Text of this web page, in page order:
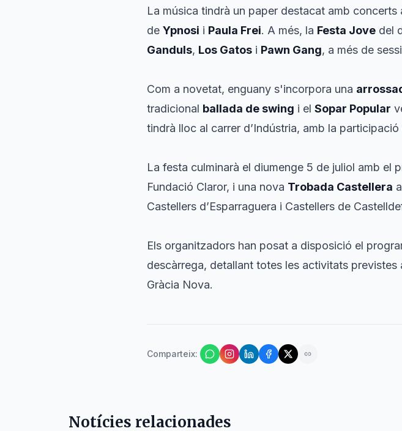
La música tindrà un paper destacat amb
de Ypnosi i Paula Frei. A més, la Festa Jove del
Ganduls, Los Gatos i Pawn Gang, a més de
Com a novetat, enguany s'incorpora una
tradicional ballada de swing i el Sopar Popular
tindrà lloc al carrer d’Indústria, amb la
La festa culminarà el diumenge 5 de juliol amb el
Fundació Claror, i una nova Trobada Castellera
Castellers d’Esparraguera i Castellers de
Els organitzadors han posat a disposició el
descàrrega, detallant totes les activitats previstes
Gràcia Nova.
Comparteix:
Notícies relacionades